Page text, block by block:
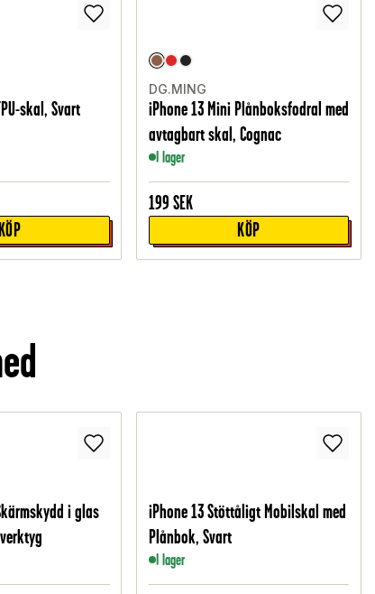
skal, Svart
KÖP
DG.MING
iPhone 13 Mini Plånboksfodral med
avtagbart skal, Cognac
I lager
199 SEK
KÖP
i glas
iPhone 13 Stöttåligt Mobilskal med
Plånbok, Svart
I lager